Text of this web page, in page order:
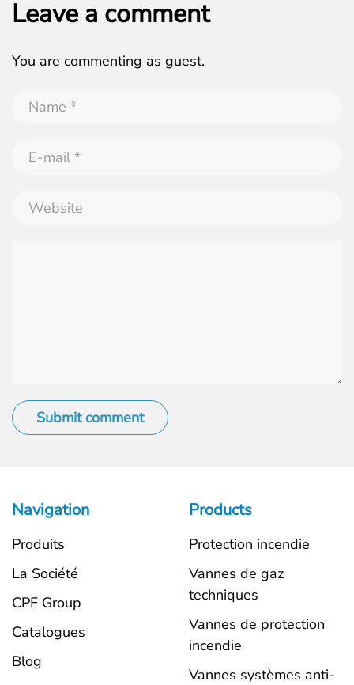
Leave a comment
You are commenting as guest.
Submit comment
Navigation
Produits
La Société
CPF Group
Catalogues
Blog
Products
Protection incendie
Vannes de gaz
techniques
Vannes de protection
incendie
Vannes systèmes anti-